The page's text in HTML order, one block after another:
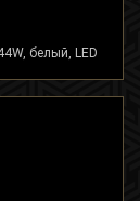
белый, LED